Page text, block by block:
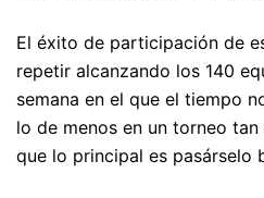
El éxito de participación de
repetir alcanzando los 140
semana en el que el tiempo
lo de menos en un torneo
que lo principal es pasárselo